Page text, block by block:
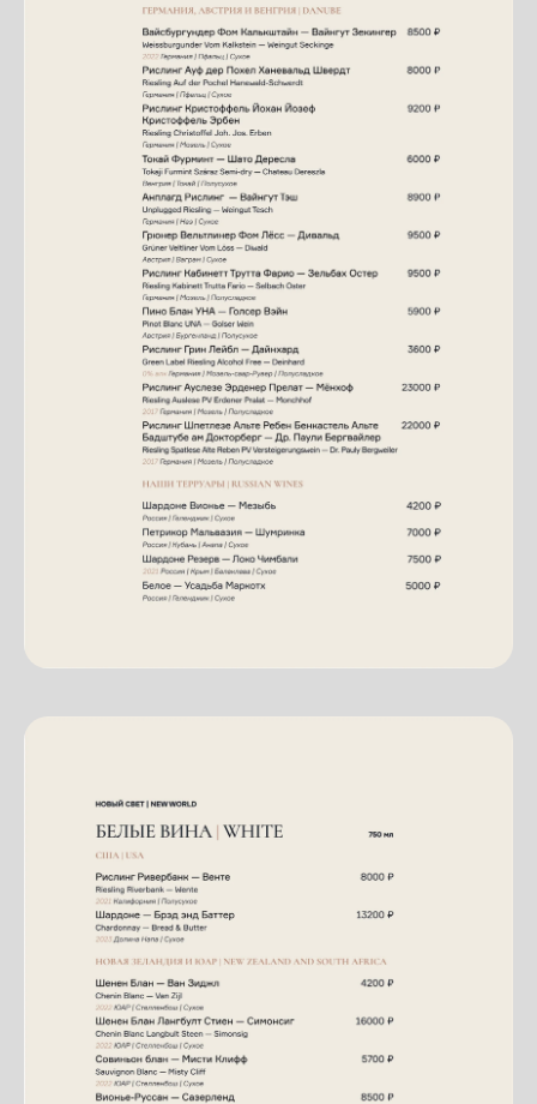
Политика в отношении обработки
персональных данных
Пользовательское соглашение